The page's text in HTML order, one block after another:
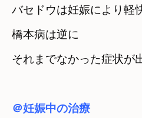
バセドウは妊娠により軽
橋本病は逆に
それまでなかった症状が